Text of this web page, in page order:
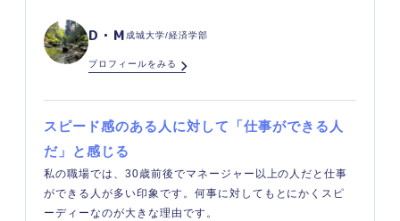
D・M 成城大学/経済学部
プロフィールをみる
スピード感のある人に対して「仕事ができる人
だ」と感じる
私の職場では、30歳前後でマネージャー以上の人だと仕事
ができる人が多い印象です。何事に対してもとにかくスピ
ーディーなのが大きな理由です。